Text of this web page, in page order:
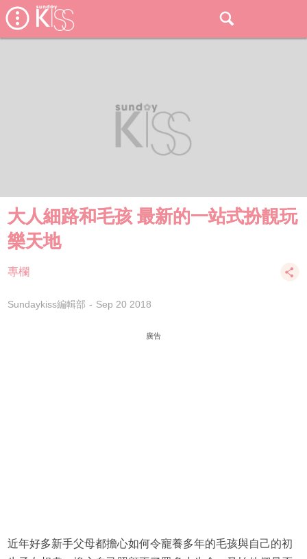
大人細路和毛孩 最新的一站式扮靚玩
樂天地
專欄
Sundaykiss編輯部 Sep 20 2018
廣告
近年好多新手父母都擔心如何令寵養多年的毛孩與自己的初